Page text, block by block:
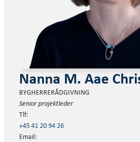
Nanna M. Aae
BYGHERRERÅDGIVNING
Senior projektleder
Tlf:
+45 41 20 94 26
Email: